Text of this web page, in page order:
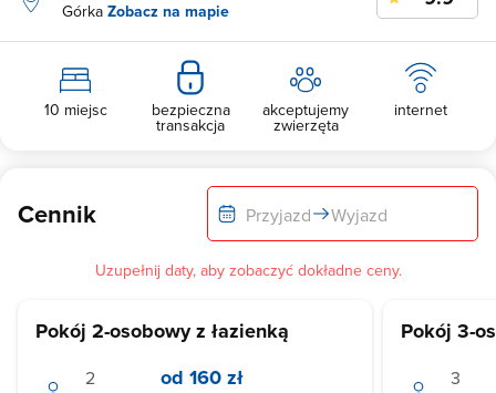
Górka Zobacz na mapie
10 miejsc bezpieczna
transakcja
akceptujemy
zwierzęta
internet
Cennik Przyjazd Wyjazd
Uzupełnij daty, aby zobaczyć dokładne ceny.
Pokój 2-osobowy z łazienką
od 160 zł
Pokój 3-